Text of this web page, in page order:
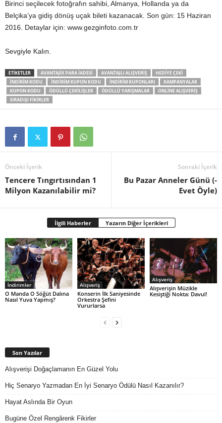
Birinci seçilecek fotoğrafın sahibi, Almanya, Hollanda ya da
Belçika’ya gidiş dönüş uçak bileti kazanacak. Son gün: 15 Haziran
2016. Detaylar için: www.gezginfoto.com.tr
Sevgiyle Kalın.
ETIKETLER AVANTAJIX PARA IADESI AVANTAJLI ALIŞVERIŞ
HEDIYE ÇEKI
INDIRIM KODU
INDIRIM KUPON KODU INDIRIM KUPONLARI
KAMPANYALAR
KUPON KODU
ÖDÜLLÜ ÇEKILIŞLER ÖDÜLLÜ YARIŞMALAR
ONLINE ALIŞVERIŞ
SIRADIŞI FIKIRLER
Önceki İçerik
Tencere Tıngırtısından 1
Milyon Kazanılabilir mi?
Sonraki İçerik
Bu Pazar Anneler Günü (-
Evet Öyle)
İlgili Haberler Yazarın Diğer İçerikleri
İndirimler
O Manda O Söğüt Dalına
Nasıl Yuva Yapmış?
Alışveriş
Konserin İlk Saniyesinde
Orkestra Şefini
Vururlarsa
Alışveriş
Alışverişin Müzikle
Kesiştiği Nokta: Davul!
Son Yazılar
Alışverişi Doğaçlamanın En Güzel Yolu
Hiç Senaryo Yazmadan En İyi Senaryo Ödülü Nasıl Kazanılır?
Hayat Aslında Bir Oyun
Bugüne Özel Rengârenk Fikirler